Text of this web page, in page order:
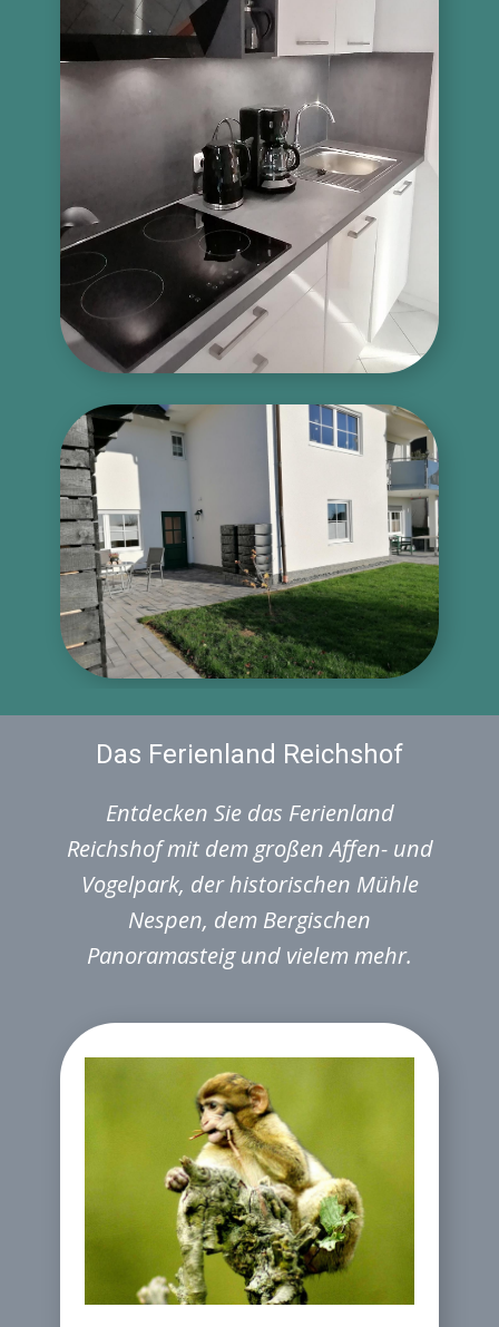
Das Ferienland Reichshof
Entdecken Sie das Ferienland
Reichshof mit dem großen Affen- und
Vogelpark, der historischen Mühle
Nespen, dem Bergischen
Panoramasteig und vielem mehr.